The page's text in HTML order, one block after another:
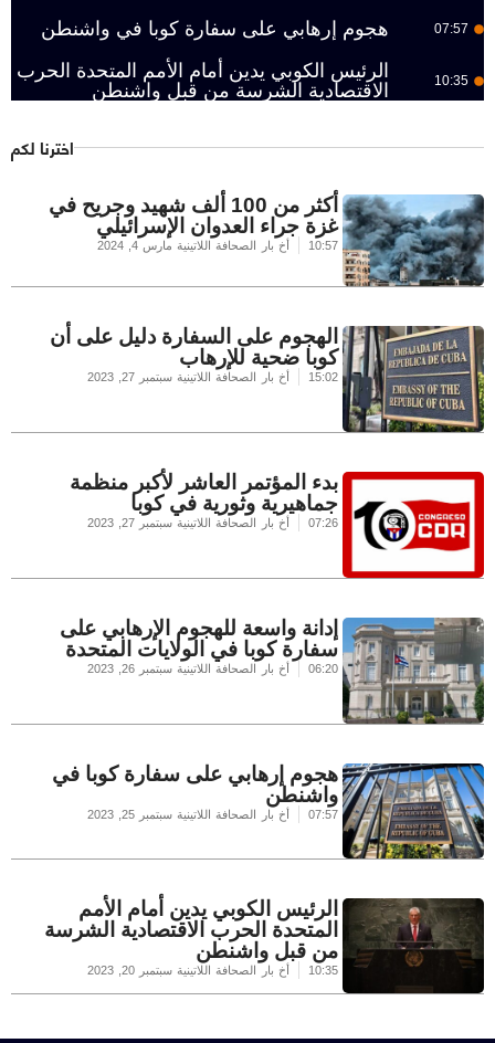
07:57 هجوم إرهابي على سفارة كوبا في واشنطن
10:35
الرئيس الكوبي يدين أمام الأمم المتحدة الحرب
الاقتصادية الشرسة من قبل واشنطن
اخترنا لكم
أكثر من 100 ألف شهيد وجريح في
غزة جراء العدوان الإسرائيلي
10:57 أخ بار الصحافة اللاتينية مارس 4, 2024
الهجوم على السفارة دليل على أن
كوبا ضحية للإرهاب
15:02 أخ بار الصحافة اللاتينية سبتمبر 27, 2023
بدء المؤتمر العاشر لأكبر منظمة
جماهيرية وثورية في كوبا
07:26 أخ بار الصحافة اللاتينية سبتمبر 27, 2023
إدانة واسعة للهجوم الإرهابي على
سفارة كوبا في الولايات المتحدة
06:20 أخ بار الصحافة اللاتينية سبتمبر 26, 2023
هجوم إرهابي على سفارة كوبا في
واشنطن
07:57 أخ بار الصحافة اللاتينية سبتمبر 25, 2023
الرئيس الكوبي يدين أمام الأمم
المتحدة الحرب الاقتصادية الشرسة
من قبل واشنطن
10:35 أخ بار الصحافة اللاتينية سبتمبر 20, 2023